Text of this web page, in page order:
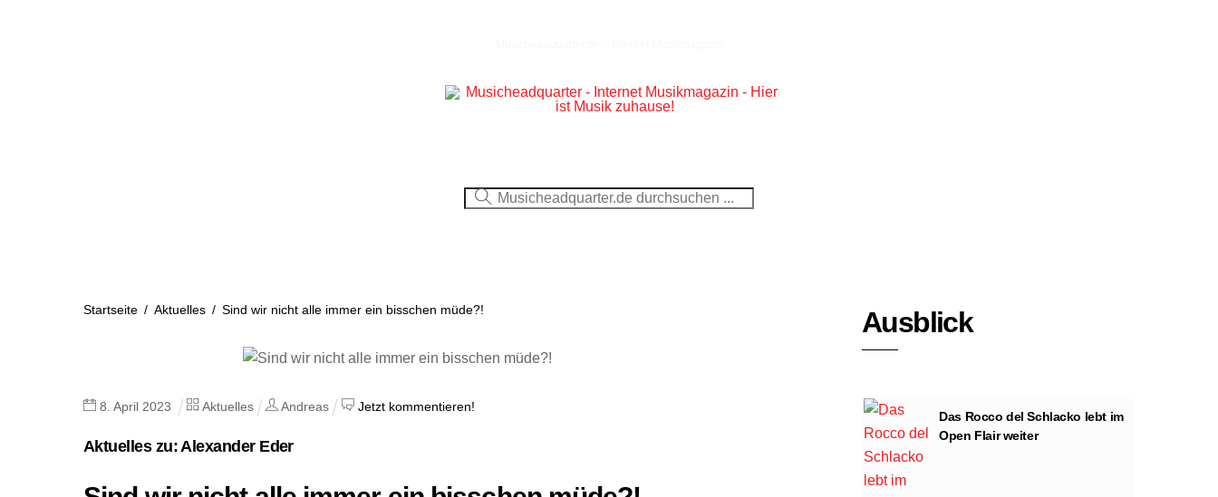
Startseite / Aktuelles / Sind wir nicht alle immer ein bisschen müde?!
8 April 2023 Aktuelles Andreas Jetzt kommentieren!
Aktuelles zu: Alexander Eder
Ausblick
Das Rocco del Schlacko lebt im
Open Flair weiter